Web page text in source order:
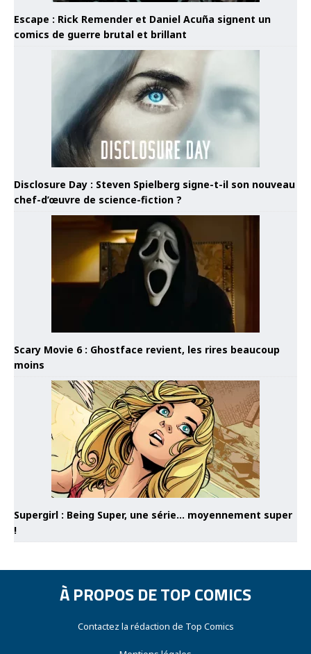
Escape : Rick Remender et Daniel Acuña signent un
comics de guerre brutal et brillant
Disclosure Day : Steven Spielberg signe-t-il son nouveau
chef-d’œuvre de science-fiction ?
Scary Movie 6 : Ghostface revient, les rires beaucoup
moins
Supergirl : Being Super, une série… moyennement super
!
À PROPOS DE TOP COMICS
Contactez la rédaction de Top Comics